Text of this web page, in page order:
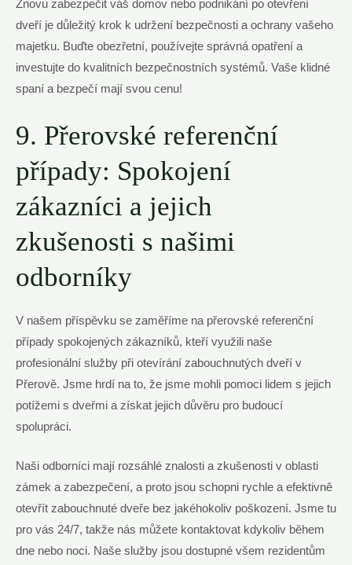
Znovu zabezpečit váš domov nebo podnikání po otevření
dveří je důležitý krok k udržení bezpečnosti a ochrany vašeho
majetku. Buďte obezřetní, používejte správná opatření a
investujte do kvalitních bezpečnostních systémů. Vaše klidné
spaní a bezpečí mají svou cenu!
9. Přerovské referenční
případy: Spokojení
zákazníci a jejich
zkušenosti s našimi
odborníky
V našem příspěvku se zaměříme na přerovské referenční
případy spokojených zákazníků, kteří využili naše
profesionální služby při otevírání zabouchnutých dveří v
Přerově. Jsme hrdí na to, že jsme mohli pomoci lidem s jejich
potížemi s dveřmi a získat jejich důvěru pro budoucí
spolupráci.
Naši odborníci mají rozsáhlé znalosti a zkušenosti v oblasti
zámek a zabezpečení, a proto jsou schopni rychle a efektivně
otevřít zabouchnuté dveře bez jakéhokoliv poškození. Jsme tu
pro vás 24/7, takže nás můžete kontaktovat kdykoliv během
dne nebo noci. Naše služby jsou dostupné všem rezidentům